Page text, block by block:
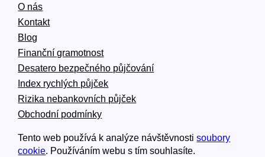
O nás
Kontakt
Blog
Finanční gramotnost
Desatero bezpečného půjčování
Index rychlých půjček
Rizika nebankovních půjček
Obchodní podmínky
Tento web používá k analýze návštěvnostisoubory
cookie. Používáním webu s tím souhlasíte.